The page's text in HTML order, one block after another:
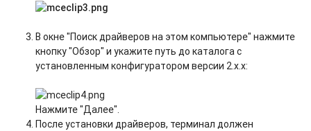
В окне "Поиск драйверов на этом компьютере" нажмите
кнопку "Обзор" и укажите путь до каталога с
установленным конфигуратором версии 2.x.x:
Нажмите "Далее".
После установки драйверов, терминал должен